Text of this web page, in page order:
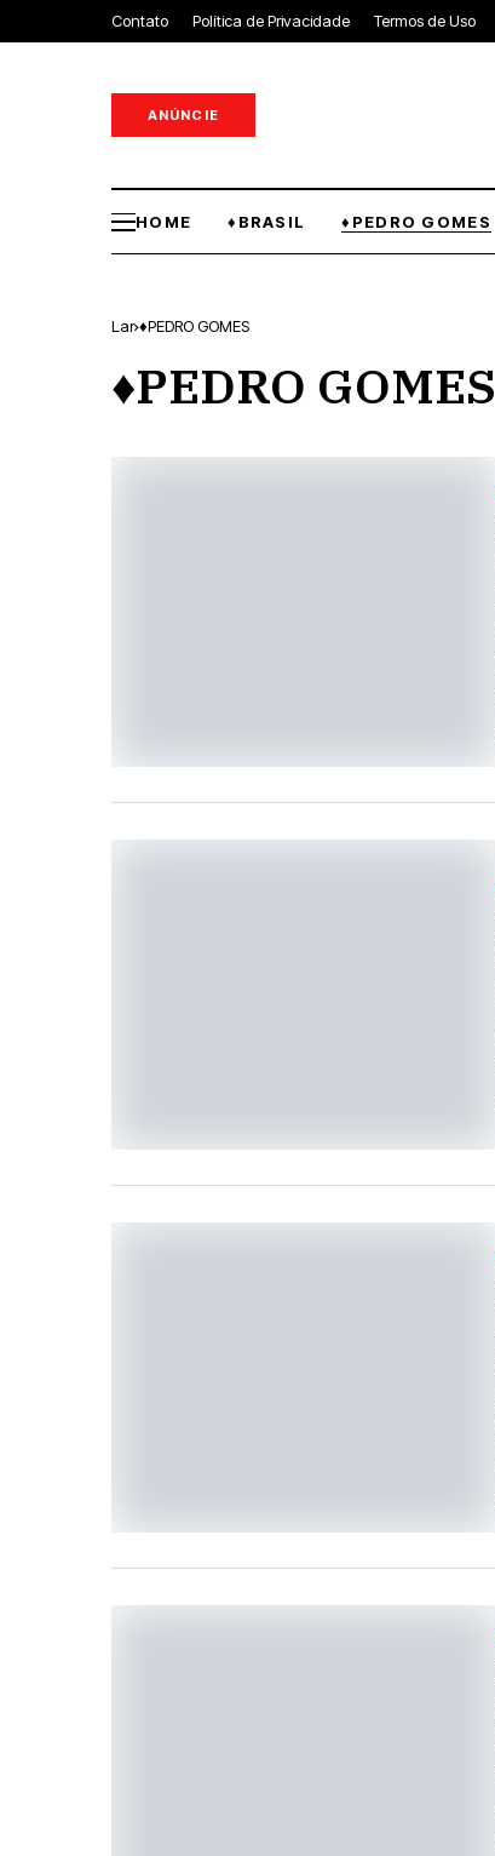
Contato Política de Privacidade Termos de Uso
ANÚNCIE
HOME ♦BRASIL ♦PEDRO GOMES
Lar ♦PEDRO GOMES
♦PEDRO GOMES